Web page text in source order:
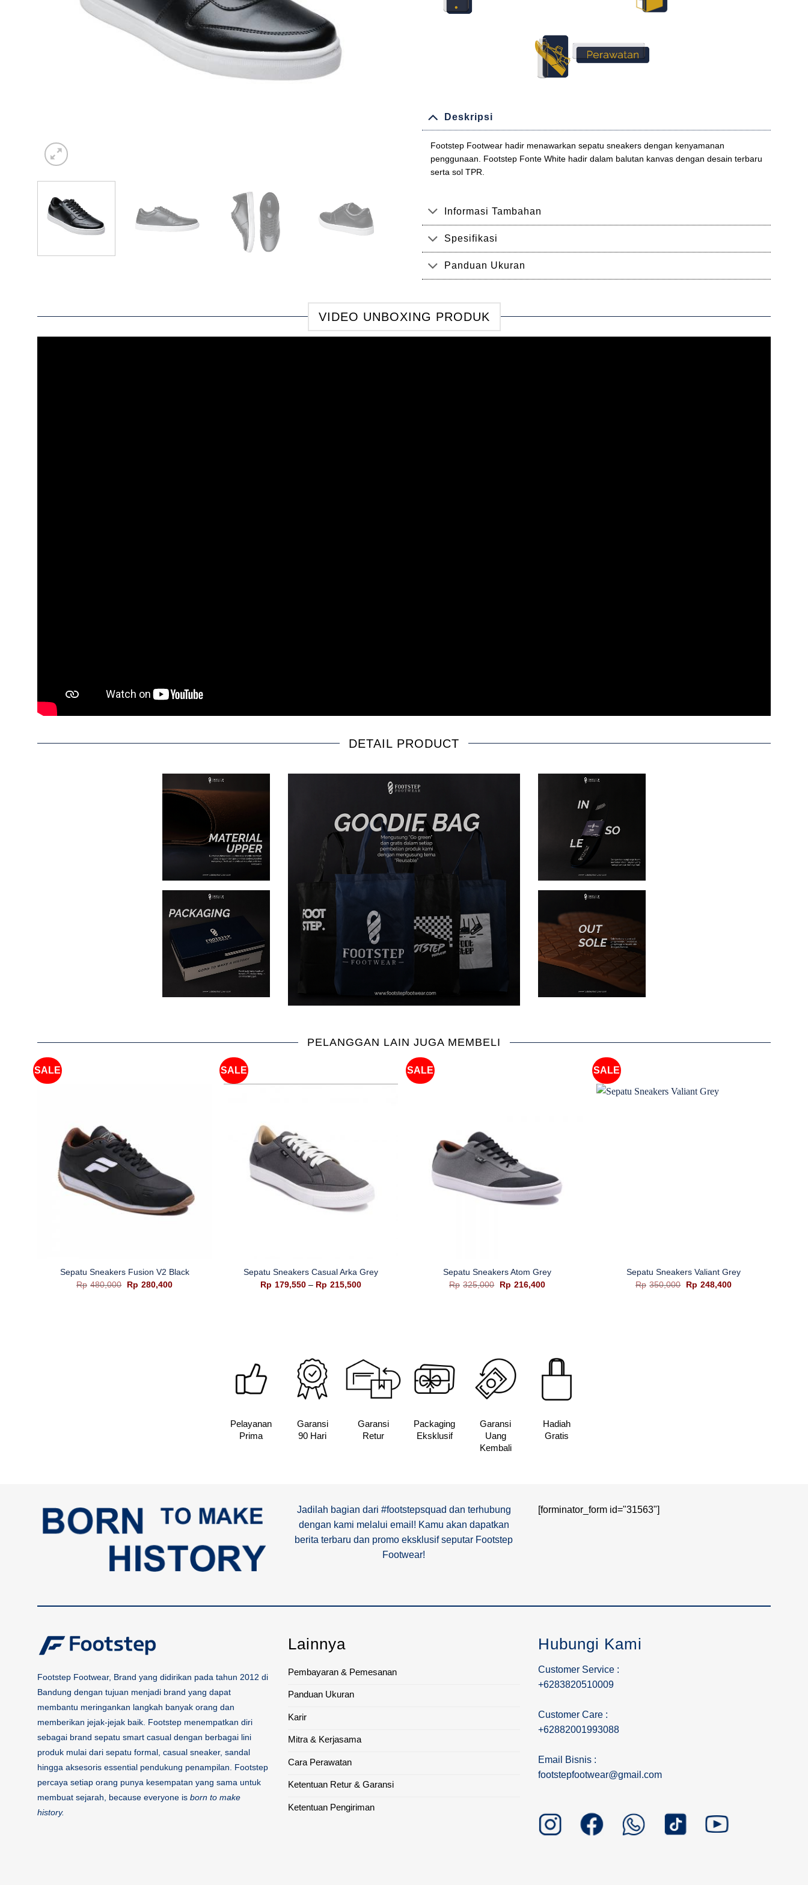
Deskripsi
Footstep Footwear hadir menawarkan sepatu sneakers dengan kenyamanan
penggunaan. Footstep Fonte White hadir dalam balutan kanvas dengan desain terbaru
serta sol TPR.
Informasi Tambahan
Spesifikasi
Panduan Ukuran
VIDEO UNBOXING PRODUK
DETAIL PRODUCT
PELANGGAN LAIN JUGA MEMBELI
SALE
Sepatu Sneakers Fusion V2 Black
Rp 480,000
Harga
aslinya
Rp 280,400Harga
SALE
Sepatu Sneakers Casual Arka Grey
Rp 179,550 – Rp 215,500Rentang
SALE
Sepatu Sneakers Atom Grey
Rp 325,000
Harga
aslinya
Rp 216,400Harga
SALE
Sepatu Sneakers Valiant Grey
Rp 350,000
Harga
aslinya
Rp 248,400Harga
Pelayanan
Prima
Garansi
90 Hari
Garansi
Retur
Packaging
Eksklusif
Garansi
Uang
Kembali
Hadiah
Gratis
Jadilah bagian dari #footstepsquad dan terhubung
dengan kami melalui email! Kamu akan dapatkan
berita terbaru dan promo eksklusif seputar Footstep
Footwear!
[forminator_form id="31563"]
Footstep Footwear, Brand yang didirikan pada tahun 2012 di
Bandung dengan tujuan menjadi brand yang dapat
membantu meringankan langkah banyak orang dan
memberikan jejak-jejak baik. Footstep menempatkan diri
sebagai brand sepatu smart casual dengan berbagai lini
produk mulai dari sepatu formal, casual sneaker, sandal
hingga aksesoris essential pendukung penampilan. Footstep
percaya setiap orang punya kesempatan yang sama untuk
membuat sejarah, because everyone is born to make
history.
Lainnya
Pembayaran & Pemesanan
Panduan Ukuran
Karir
Mitra & Kerjasama
Cara Perawatan
Ketentuan Retur & Garansi
Ketentuan Pengiriman
Hubungi Kami
Customer Service :
+6283820510009
Customer Care :
+62882001993088
Email Bisnis :
footstepfootwear@gmail.com